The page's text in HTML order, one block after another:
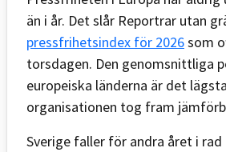
än i år. Det slår Reportrar utan
pressfrihetsindex för 2026som
torsdagen. Den genomsnittliga
europeiska länderna är det
organisationen tog fram
Sverige faller för andra året i rad